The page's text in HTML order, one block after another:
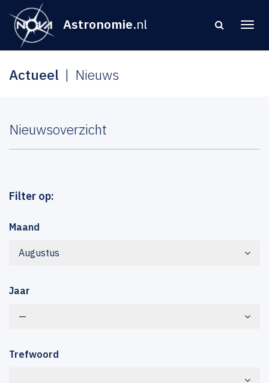
Astronomie.nl
Actueel Nieuws
Nieuwsoverzicht
Filter op:
Maand
Augustus
Jaar
—
Trefwoord